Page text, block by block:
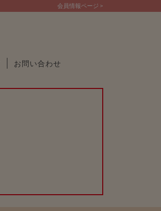
会員情報ページ >
お問い合わせ